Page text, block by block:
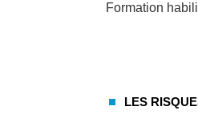
Formation
LES